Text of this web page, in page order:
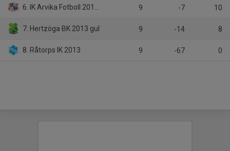
6. IK Arvika Fotboll 2012 röd 9 -7 10
7. Hertzöga BK 2013 gul 9 -14 8
8. Råtorps IK 2013 9 -67 0